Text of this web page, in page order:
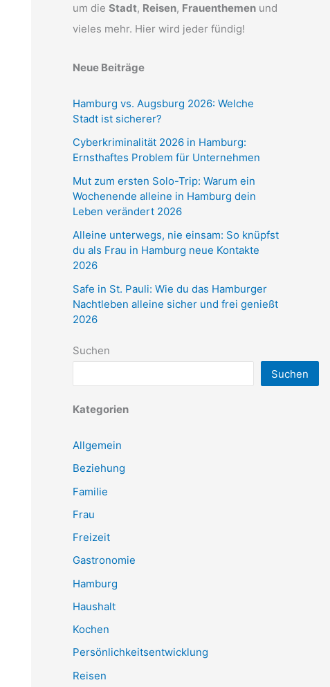
um die Stadt, Reisen, Frauenthemen und
vieles mehr. Hier wird jeder fündig!
Neue Beiträge
Hamburg vs. Augsburg 2026: Welche
Stadt ist sicherer?
Cyberkriminalität 2026 in Hamburg:
Ernsthaftes Problem für Unternehmen
Mut zum ersten Solo-Trip: Warum ein
Wochenende alleine in Hamburg dein
Leben verändert 2026
Alleine unterwegs, nie einsam: So knüpfst
du als Frau in Hamburg neue Kontakte
2026
Safe in St. Pauli: Wie du das Hamburger
Nachtleben alleine sicher und frei genießt
2026
Suchen
Suchen
Kategorien
Allgemein
Beziehung
Familie
Frau
Freizeit
Gastronomie
Hamburg
Haushalt
Kochen
Persönlichkeitsentwicklung
Reisen